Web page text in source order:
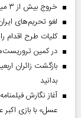
خروج بیش از ۳ میلیون زائر از تمام مرز‌های کشور
لغو تحریم‌های
کلیات طرح اقدام
در کمین
بدانید
عسل» با بازی اکبر